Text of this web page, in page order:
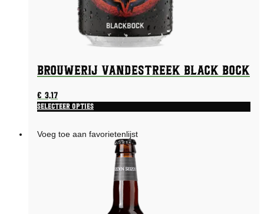
Brouwerij vandeStreek Black Bock
€ 3,17
Selecteer opties
Voeg toe aan favorietenlijst